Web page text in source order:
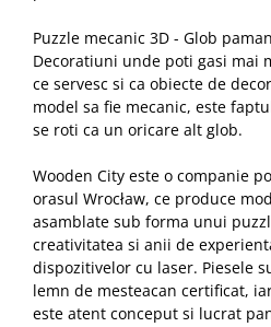
Puzzle mecanic 3D - Glob
Decoratiuni unde poti gasi mai
ce servesc si ca obiecte de
model sa fie mecanic, este
se roti ca un oricare alt glob.
Wooden City este o companie
orasul Wrocław, ce produce
asamblate sub forma unui
creativitatea si anii de
dispozitivelor cu laser. Piesele
lemn de mesteacan certificat,
este atent conceput si lucrat